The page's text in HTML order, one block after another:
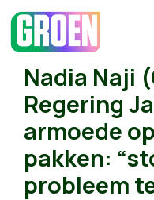
Nadia Naji
Regering
armoede
pakken:
probleem